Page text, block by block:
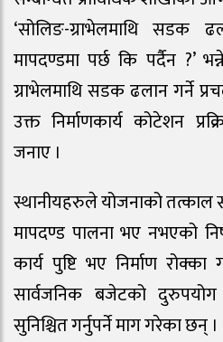
‘सोलिङ-ग्राभेलमाथि सडक
मापदण्डमा पर्छ कि पर्दैन ?’
ग्राभेलमाथि सडक ढलान गर्ने
उक्त निर्माणकार्य कोटेशन
जनाए ।
स्थानीयहरुले योजनाको तत्काल
मापदण्ड पालना भए नभएको
कार्य पुष्टि भए निर्माण
सार्वजनिक बजेटको दुरुपयोग
सुनिश्चित गर्नुपर्ने माग गरेका छन् ।